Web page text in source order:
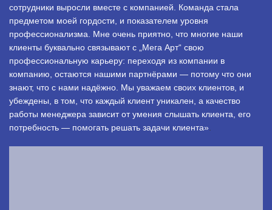
сотрудники выросли вместе с компанией. Команда стала
предметом моей гордости, и показателем уровня
профессионализма. Мне очень приятно, что многие наши
клиенты буквально связывают с „Мега Арт“ свою
профессиональную карьеру: переходя из компании в
компанию, остаются нашими партнёрами — потому что они
знают, что с нами надёжно. Мы уважаем своих клиентов, и
убеждены, в том, что каждый клиент уникален, а качество
работы менеджера зависит от умения слышать клиента, его
потребность — помогать решать задачи клиента».